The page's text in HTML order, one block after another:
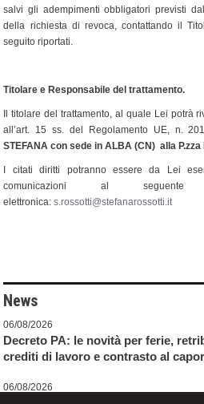
salvi gli adempimenti obbligatori previsti
della richiesta di revoca, contattando il
seguito riportati.
Titolare e Responsabile del trattamento.
Il titolare del trattamento, al quale Lei potrà
all’art. 15 ss. del Regolamento UE, n.
STEFANA con sede in ALBA (CN) alla
I citati diritti potranno essere da Lei
comunicazioni al
elettronica:s.rossotti@stefanarossotti.it
News
06/08/2026
Decreto PA: le novità per ferie,
crediti di lavoro e contrasto al
06/08/2026